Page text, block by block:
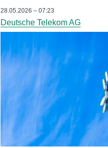
28.05.2026 – 07:23
Deutsche Telekom AG